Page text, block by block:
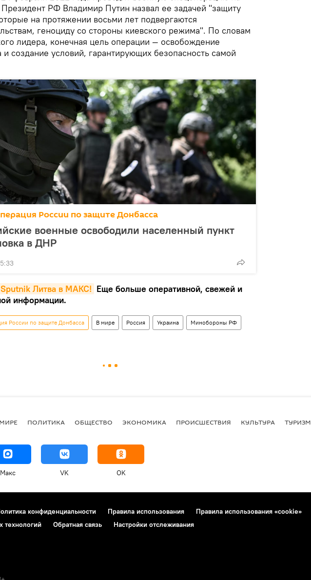
РФ Владимир Путин назвал ее задачей "защиту
на протяжении восьми лет подвергаются
геноциду со стороны киевского режима". По словам
лидера, конечная цель операции — освобождение
и создание условий, гарантирующих безопасность самой
России по защите Донбасса
военные освободили населенный пункт
в ДНР
Литва в MAКС! Еще больше оперативной, свежей и
информации.
России по защите Донбасса В мире Россия Украина Минобороны РФ
ПОЛИТИКА ОБЩЕСТВО ЭКОНОМИКА ПРОИСШЕСТВИЯ КУЛЬТУРА ТУРИЗМ
Макс VK OK
конфиденциальности Правила использования
Правила использования «cookie»
технологий
Обратная связь Настройки отслеживания